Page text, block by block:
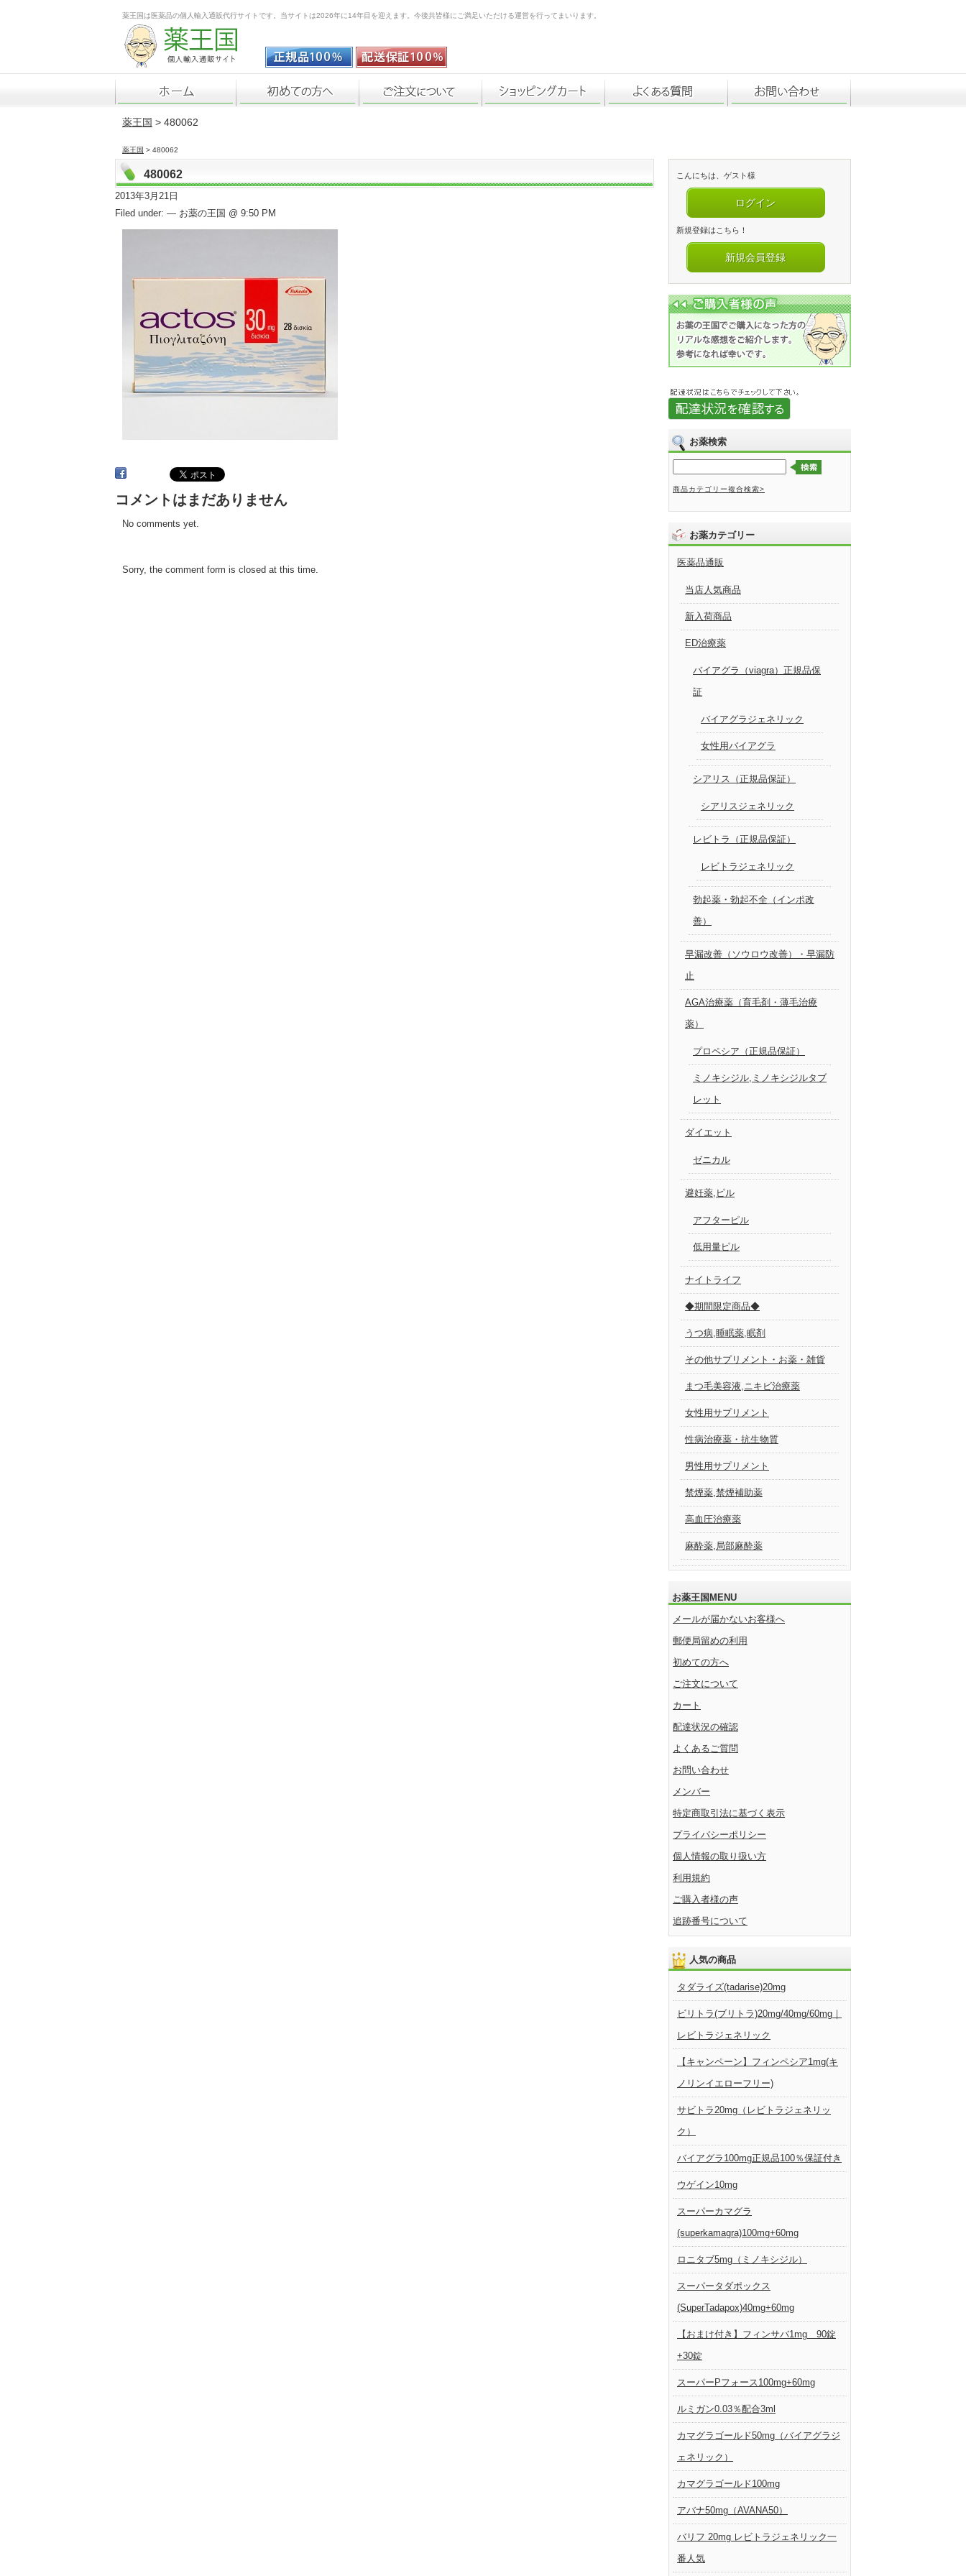
薬王国は医薬品の個人輸入通販代行サイトです。当サイトは2026年に14年目を迎えます。今後共皆様にご満足いただける運営を行ってまいります。
薬王国 > 480062
薬王国 > 480062
480062
2013年3月21日
Filed under: — お薬の王国 @ 9:50 PM
コメントはまだありません
No comments yet.
Sorry, the comment form is closed at this time.
こんにちは、ゲスト様
ログイン
新規登録はこちら！
新規会員登録
お薬検索
商品カテゴリー複合検索>
お薬カテゴリー
医薬品通販
当店人気商品
新入荷商品
ED治療薬
バイアグラ（viagra）正規品保
証
バイアグラジェネリック
女性用バイアグラ
シアリス（正規品保証）
シアリスジェネリック
レビトラ（正規品保証）
レビトラジェネリック
勃起薬・勃起不全（インポ改
善）
早漏改善（ソウロウ改善）・早漏防
止
AGA治療薬（育毛剤・薄毛治療
薬）
プロペシア（正規品保証）
ミノキシジル,ミノキシジルタブ
レット
ダイエット
ゼニカル
避妊薬,ピル
アフターピル
低用量ピル
ナイトライフ
◆期間限定商品◆
うつ病,睡眠薬,眠剤
その他サプリメント・お薬・雑貨
まつ毛美容液,ニキビ治療薬
女性用サプリメント
性病治療薬・抗生物質
男性用サプリメント
禁煙薬,禁煙補助薬
高血圧治療薬
麻酔薬,局部麻酔薬
お薬王国MENU
メールが届かないお客様へ
郵便局留めの利用
初めての方へ
ご注文について
カート
配達状況の確認
よくあるご質問
お問い合わせ
メンバー
特定商取引法に基づく表示
プライバシーポリシー
個人情報の取り扱い方
利用規約
ご購入者様の声
追跡番号について
人気の商品
タダライズ(tadarise)20mg
ビリトラ(ブリトラ)20mg/40mg/60mg｜
レビトラジェネリック
【キャンペーン】フィンペシア1mg(キ
ノリンイエローフリー)
サビトラ20mg（レビトラジェネリッ
ク）
バイアグラ100mg正規品100％保証付き
ウゲイン10mg
スーパーカマグラ
(superkamagra)100mg+60mg
ロニタブ5mg（ミノキシジル）
スーパータダポックス
(SuperTadapox)40mg+60mg
【おまけ付き】フィンサバ1mg 90錠
+30錠
スーパーPフォース100mg+60mg
ルミガン0.03％配合3ml
カマグラゴールド50mg（バイアグラジ
ェネリック）
カマグラゴールド100mg
アバナ50mg（AVANA50）
バリフ 20mg レビトラジェネリック一
番人気